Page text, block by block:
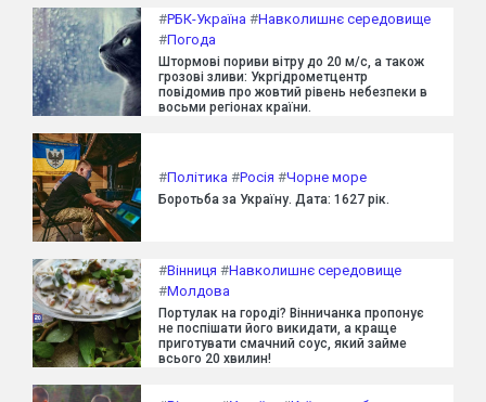
#РБК-Україна #Навколишнє середовище
#Погода
Штормові пориви вітру до 20 м/с, а також
грозові зливи: Укргідрометцентр
повідомив про жовтий рівень небезпеки в
восьми регіонах країни.
#Політика #Росія #Чорне море
Боротьба за Україну. Дата: 1627 рік.
#Вінниця #Навколишнє середовище
#Молдова
Портулак на городі? Вінничанка пропонує
не поспішати його викидати, а краще
приготувати смачний соус, який займе
всього 20 хвилин!